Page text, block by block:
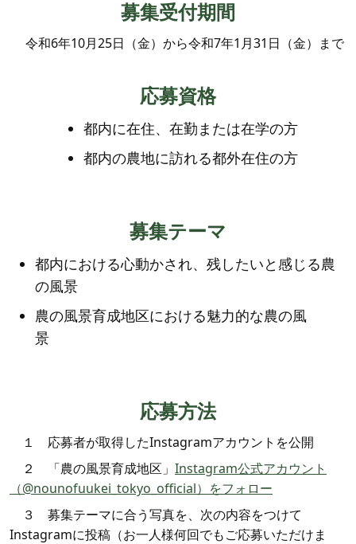
募集受付期間
令和6年10月25日（金）から令和7年1月31日（金）まで
応募資格
都内に在住、在勤または在学の方
都内の農地に訪れる都外在住の方
募集テーマ
都内における心動かされ、残したいと感じる農
の風景
農の風景育成地区における魅力的な農の風
景
応募方法
１ 応募者が取得したInstagramアカウントを公開
２ 「農の風景育成地区」 Instagram公式アカウント
（@nounofuukei_tokyo_official）をフォロー
３ 募集テーマに合う写真を、次の内容をつけて
Instagramに投稿（お一人様何回でもご応募いただけま